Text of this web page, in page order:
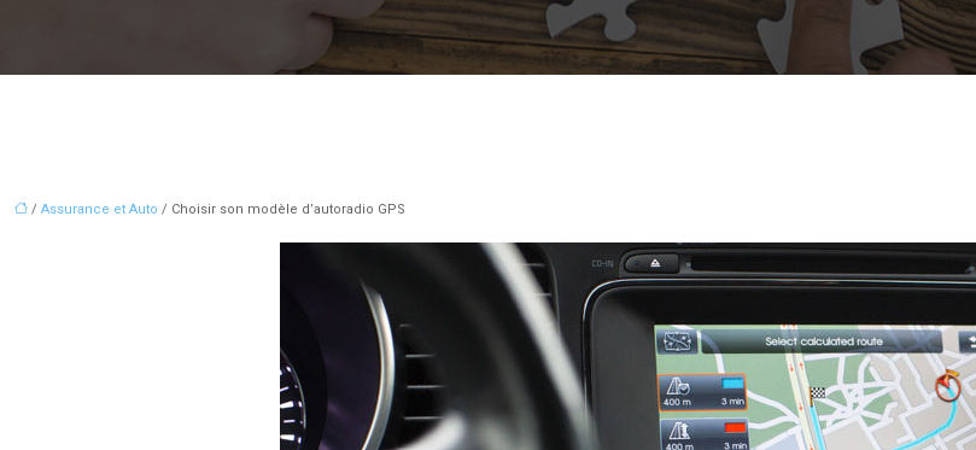
/ Assurance et Auto / Choisir son modèle d’autoradio GPS